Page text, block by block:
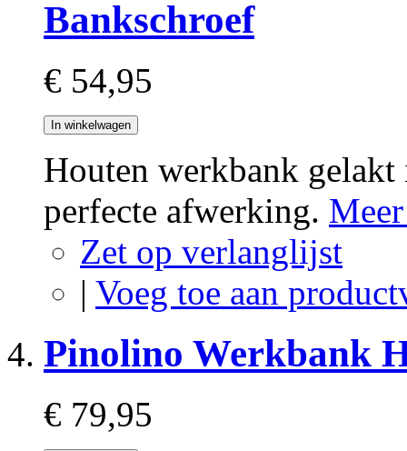
Bankschroef
€ 54,95
In winkelwagen
Houten werkbank
perfecte afwerking.
Zet op verlanglijst
| Voeg toe aan
Pinolino Werkbank
€ 79,95